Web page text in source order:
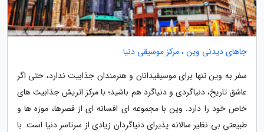
جاهای دیدنی وین ، مرکز موسیقی دنیا
سفر به وین تنها برای موسیقیدانان و هنرمندان جذابیت ندارد، حتی اگر
عاشق تاریخ، دنیاگردی و دنیاگرد هم باشید؛ با مرکز اتریش جذابیت های
خاص خود را دارد. وین با مجموعه ای افسانه ای از قصرها، موزه ها و
طبیعتی بی نظیر سالانه پذیرای دنیاگردان زیادی از سرتاسر دنیا است. با